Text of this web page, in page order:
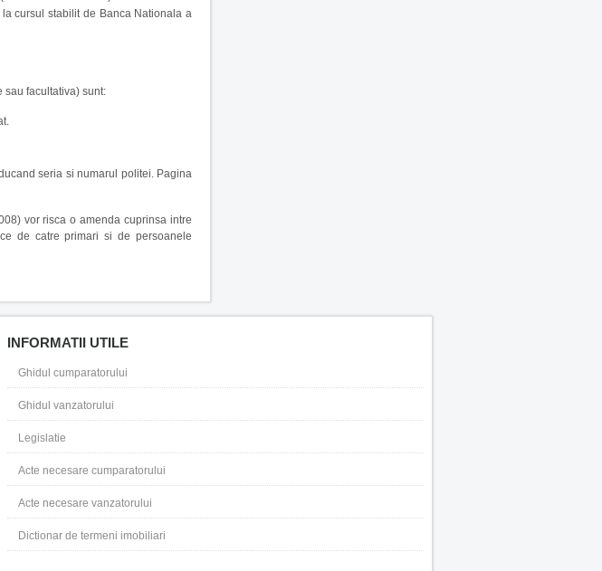
cursul stabilit de Banca Nationala a
facultativa) sunt:
seria si numarul politei. Pagina
vor risca o amenda cuprinsa intre
de catre primari si de persoanele
INFORMATII UTILE
Ghidul cumparatorului
Ghidul vanzatorului
Legislatie
Acte necesare cumparatorului
Acte necesare vanzatorului
Dictionar de termeni imobiliari